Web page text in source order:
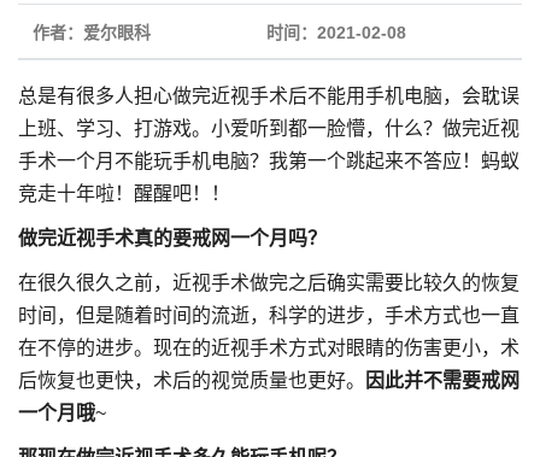
作者：爱尔眼科 时间：2021-02-08
总是有很多人担心做完近视手术后不能用手机电脑，会耽误
上班、学习、打游戏。小爱听到都一脸懵，什么？做完近视
手术一个月不能玩手机电脑？我第一个跳起来不答应！蚂蚁
竞走十年啦！醒醒吧！！
做完近视手术真的要戒网一个月吗？
在很久很久之前，近视手术做完之后确实需要比较久的恢复
时间，但是随着时间的流逝，科学的进步，手术方式也一直
在不停的进步。现在的近视手术方式对眼睛的伤害更小，术
后恢复也更快，术后的视觉质量也更好。
因此并不需要戒网
一个月哦~